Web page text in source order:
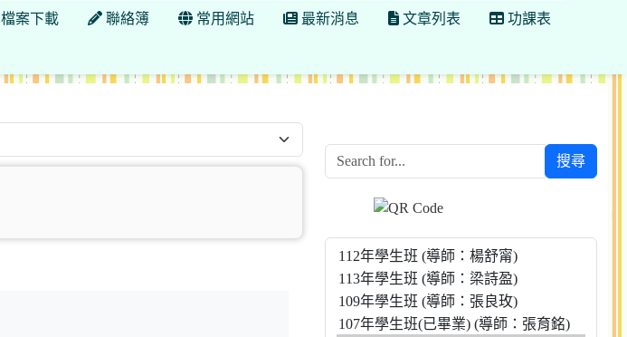
檔案下載 聯絡簿 常用網站 最新消息 文章列表 功課表
搜尋